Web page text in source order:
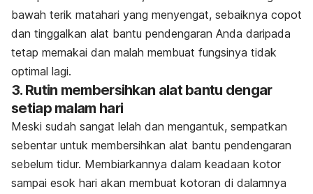
bawah terik matahari yang menyengat, sebaiknya copot
dan tinggalkan alat bantu pendengaran Anda daripada
tetap memakai dan malah membuat fungsinya tidak
optimal lagi.
3. Rutin membersihkan alat bantu dengar
setiap malam hari
Meski sudah sangat lelah dan mengantuk, sempatkan
sebentar untuk membersihkan alat bantu pendengaran
sebelum tidur. Membiarkannya dalam keadaan kotor
sampai esok hari akan membuat kotoran di dalamnya